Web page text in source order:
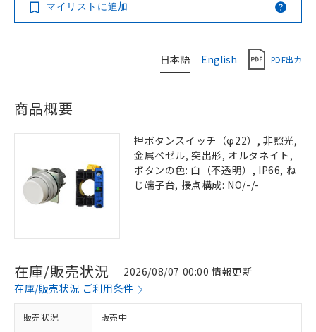
マイリストに追加
日本語 English PDF出力
商品概要
押ボタンスイッチ（φ22）, 非照光,
金属ベゼル, 突出形, オルタネイト,
ボタンの色: 白（不透明）, IP66, ね
じ端子台, 接点構成: NO/-/-
在庫/販売状況
2026/08/07 00:00 情報更新
在庫/販売状況 ご利用条件
販売状況 販売中